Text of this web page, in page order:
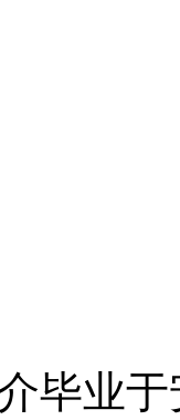
毕业